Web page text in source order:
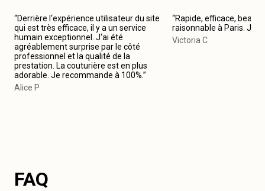
“Derrière l‘expérience utilisateur du site
qui est très efficace, il y a un service
humain exceptionnel. J‘ai été
agréablement surprise par le côté
professionnel et la qualité de la
prestation. La couturière est en plus
adorable. Je recommande à 100%.”
Alice P
“Rapide, efficace, beau
raisonnable à Paris. Je
Victoria C
FAQ